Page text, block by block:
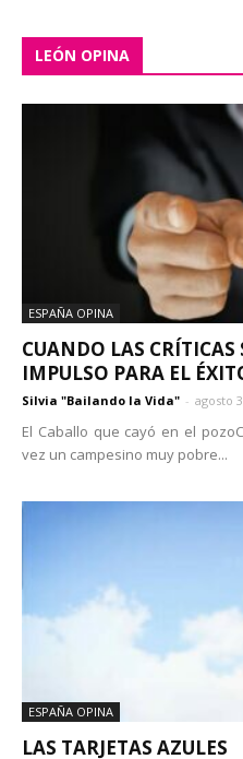
LEÓN OPINA
ESPAÑA OPINA
CUANDO LAS
IMPULSO PARA EL
Silvia "Bailando la Vida" - agosto
El Caballo que cayó en el
vez un campesino muy pobre...
ESPAÑA OPINA
LAS TARJETAS AZULES